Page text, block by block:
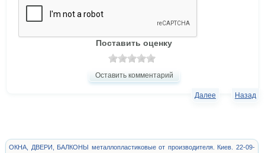
Поставить оценку
Оставить комментарий
Назад
Далее
ОКНА, ДВЕРИ, БАЛКОНЫ металлопластиковые от производителя. Киев. 22-09-